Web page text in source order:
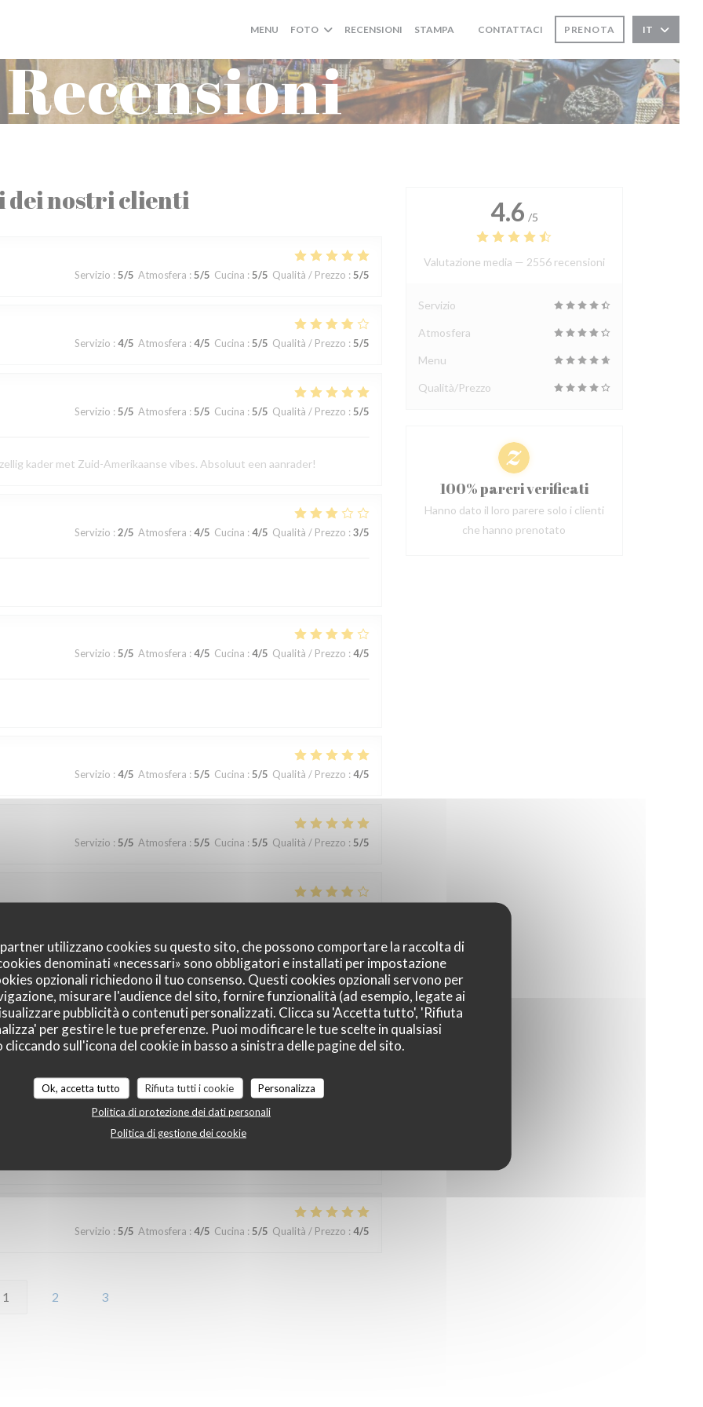
utilizzano cookies su questo sito, che possono comportare la raccolta di
denominati «necessari» sono obbligatori e installati per impostazione
opzionali richiedono il tuo consenso. Questi cookies opzionali servono per
misurare l'audience del sito, fornire funzionalità (ad esempio, legate ai
pubblicità o contenuti personalizzati. Clicca su 'Accetta tutto', 'Rifiuta
per gestire le tue preferenze. Puoi modificare le tue scelte in qualsiasi
sull'icona del cookie in basso a sinistra delle pagine del sito.
Ok, accetta tutto Rifiuta tutti i cookie
Personalizza
Politica di protezione dei dati personali
Politica di gestione dei cookie
MENU FOTO RECENSIONI STAMPA
((APRE UNA NUOVA FINESTRA))
CONTATTACI PRENOTA IT
Recensioni
dei nostri clienti
Servizio : 5/5 Atmosfera : 5/5 Cucina : 5/5 Qualità / Prezzo : 5/5
Servizio : 4/5 Atmosfera : 4/5 Cucina : 5/5 Qualità / Prezzo : 5/5
Servizio : 5/5 Atmosfera : 5/5 Cucina : 5/5 Qualità / Prezzo : 5/5
kader met Zuid-Amerikaanse vibes. Absoluut een aanrader!
Servizio : 2/5 Atmosfera : 4/5 Cucina : 4/5 Qualità / Prezzo : 3/5
Servizio : 5/5 Atmosfera : 4/5 Cucina : 4/5 Qualità / Prezzo : 4/5
Servizio : 4/5 Atmosfera : 5/5 Cucina : 5/5 Qualità / Prezzo : 4/5
Servizio : 5/5 Atmosfera : 5/5 Cucina : 5/5 Qualità / Prezzo : 5/5
Je recommande vivement! Les plus : - Les plats et les cocktails
- Le service était excellent (notre serveur Pedro a été particulièrement
sanitaires n'étaient pas les plus propres et nécessitent des
mais cela reste tout de même raisonnable à l'échelle des
Servizio:5/5 Atmosfera: 5/5 Cucina:5/5
Servizio : 5/5 Atmosfera : 4/5 Cucina : 5/5 Qualità / Prezzo : 4/5
1 2 3
4.6 /5
Valutazione media — 2556 recensioni
Servizio
Atmosfera
Menu
Qualità/Prezzo
100% pareri verificati
Hanno dato il loro parere solo i clienti
che hanno prenotato